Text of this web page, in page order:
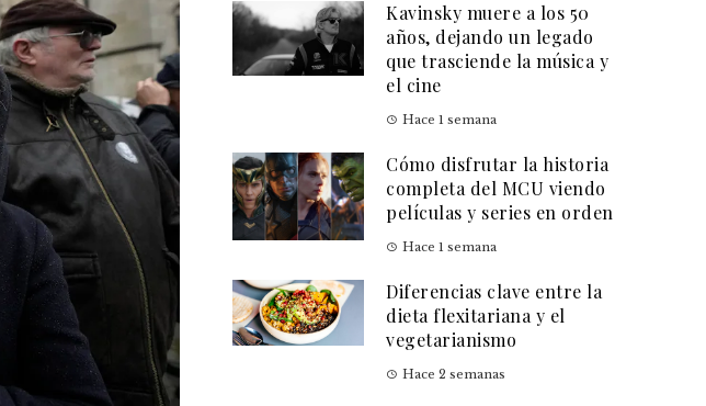
Kavinsky muere a los 50
años, dejando un legado
que trasciende la música y
el cine
Hace 1 semana
Cómo disfrutar la historia
completa del MCU viendo
películas y series en orden
Hace 1 semana
Diferencias clave entre la
dieta flexitariana y el
vegetarianismo
Hace 2 semanas